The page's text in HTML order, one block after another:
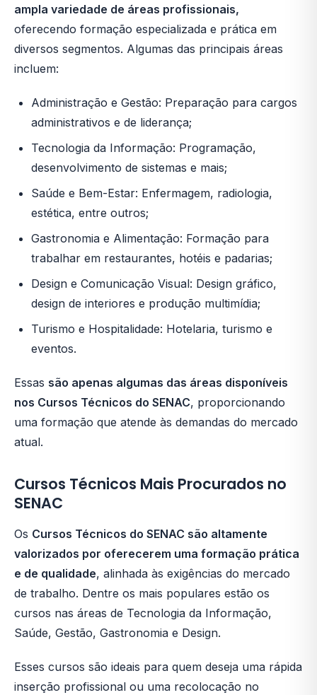
ampla variedade de áreas profissionais,
oferecendo formação especializada e prática em
diversos segmentos. Algumas das principais áreas
incluem:
Administração e Gestão: Preparação para cargos
administrativos e de liderança;
Tecnologia da Informação: Programação,
desenvolvimento de sistemas e mais;
Saúde e Bem-Estar: Enfermagem, radiologia,
estética, entre outros;
Gastronomia e Alimentação: Formação para
trabalhar em restaurantes, hotéis e padarias;
Design e Comunicação Visual: Design gráfico,
design de interiores e produção multimídia;
Turismo e Hospitalidade: Hotelaria, turismo e
eventos.
Essas são apenas algumas das áreas disponíveis
nos Cursos Técnicos do SENAC, proporcionando
uma formação que atende às demandas do mercado
atual.
Cursos Técnicos Mais Procurados no
SENAC
Os Cursos Técnicos do SENAC são altamente
valorizados por oferecerem uma formação prática
e de qualidade, alinhada às exigências do mercado
de trabalho. Dentre os mais populares estão os
cursos nas áreas de Tecnologia da Informação,
Saúde, Gestão, Gastronomia e Design.
Esses cursos são ideais para quem deseja uma rápida
inserção profissional ou uma recolocação no